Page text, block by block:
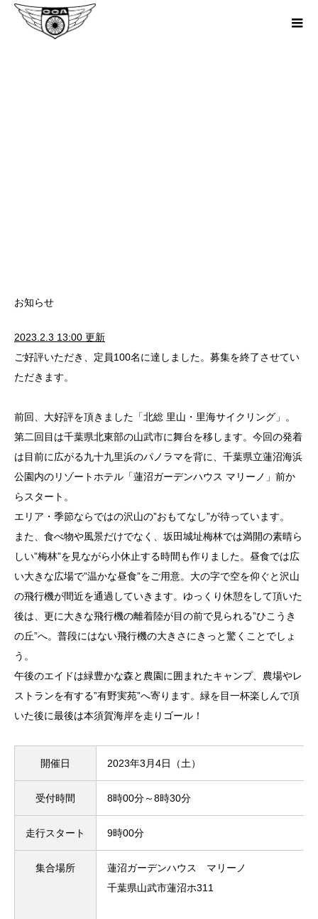
お知らせ
2023.2.3 13:00 更新
ご好評いただき、定員100名に達しました。募集を終了させてい
ただきます。
前回、大好評を頂きました「北総 里山・里海サイクリング」。
第二回目は千葉県北東部の山武市に舞台を移します。今回の発着
は目前に広がる九十九里浜のパノラマを背に、千葉県立蓮沼海浜
公園内のリゾートホテル「蓮沼ガーデンハウス マリーノ」前か
らスタート。
エリア・季節ならではの沢山の”おもてなし”が待っています。
また、食べ物や風景だけでなく、坂田城址梅林では満開の素晴ら
しい”梅林”を見ながら小休止する時間も作りました。昼食では広
い大きな広場で”温かな昼食”をご用意。大の字で空を仰ぐと沢山
の飛行機が間近を通過していきます。ゆっくり休憩をして頂いた
後は、更に大きな飛行機の離着陸が目の前で見られる”ひこうき
の丘”へ。普段にはない飛行機の大きさにきっと驚くことでしょ
う。
午後のエイドは緑豊かな森と農園に囲まれたキャンプ、農場やレ
ストランを有する”有野実苑”へ寄ります。緑を目一杯楽しんで頂
いた後に最後は本須賀海岸を走りゴール！
開催日 2023年3月4日（土）
受付時間 8時00分～8時30分
走行スタート 9時00分
集合場所
蓮沼ガーデンハウス マリーノ
千葉県山武市蓮沼ホ311